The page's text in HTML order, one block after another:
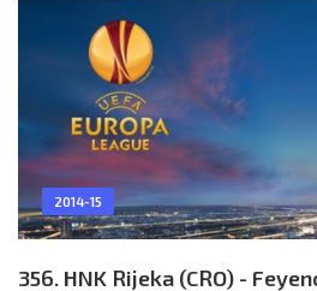
Суаре, Марко Баша, Флоран Бальмон,
Мавуба (к) (Марвин Мартен, 86),
2014-15
356. HNK Rijeka (CRO) -